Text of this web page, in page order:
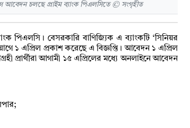
আবেদন চলছে প্রাইম ব্যাংক পিএলসিতে © সংগৃহীত
পিএলসি। বেসরকারি বাণিজ্যিক এ ব্যাংকটি ‘সিনিয়র
১ এপ্রিল প্রকাশ করেছে এ বিজ্ঞপ্তি। আবেদন ১ এপ্রিল
প্রার্থীরা আগামী ১৫ এপ্রিলের মধ্যে অনলাইনে আবেদন